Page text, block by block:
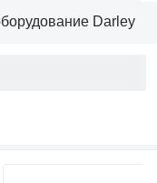
Darley